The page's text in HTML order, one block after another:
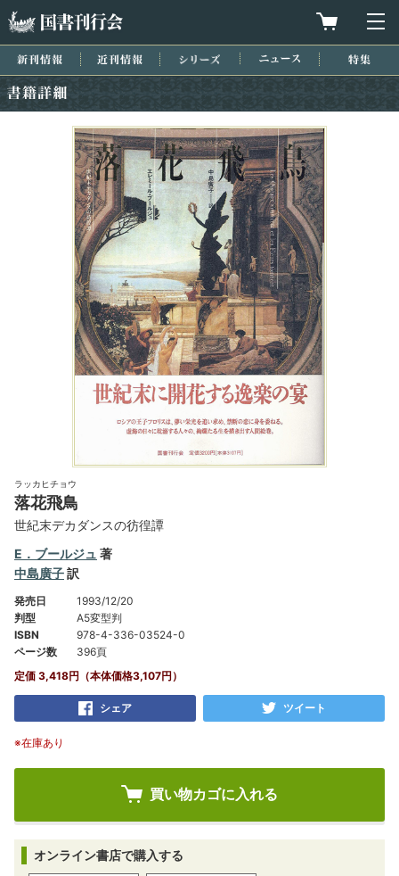
買物カゴを
新刊情報 近刊情報 シリーズ ニュース
ラッカヒチョウ
落花飛鳥
世紀末デカダンスの彷徨譚
E．ブールジュ 著
中島廣子訳
発売日
1993/12/20
判型
A5変型判
ISBN
978-4-336-03524-0
ページ数
396頁
定価 3,418円（本体価格3,107円）
シェア ツイート
※在庫あり
オンライン書店で購入する